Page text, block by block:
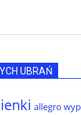
UBRAŃ
allegro